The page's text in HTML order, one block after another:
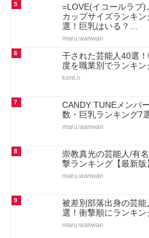
5
=LOVE(イコールラブ)
カップサイズランキン
選！巨乳はいる？…
maru.wanwan
6
干された芸能人40選
度を職業別でランキン
kent.n
7
CANDY TUNEメンバ
数・巨乳ランキング7
maru.wanwan
8
崇教真光の芸能人/有
撃ランキング【最新版
maru.wanwan
9
被差別部落出身の芸
選！衝撃順にランキン
maru.wanwan